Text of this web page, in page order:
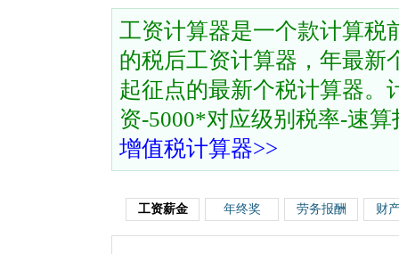
工资计算器是一个款计算税
的税后工资计算器，年最新
起征点的最新个税计算器。
资-5000*对应级别税率-速
增值税计算器>>
工资薪金 年终奖 劳务报酬 财